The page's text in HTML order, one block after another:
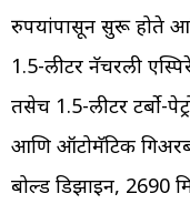
रुपयांपासून सुरू होते
1.5-लीटर नॅचरली
तसेच 1.5-लीटर टर्बो-
आणि ऑटोमॅटिक
बोल्ड डिझाइन, 2690